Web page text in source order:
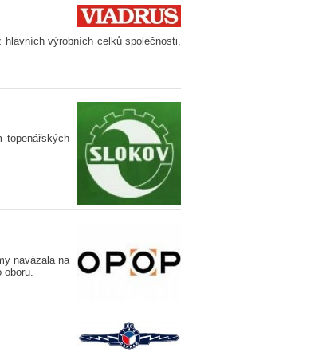
výrobních celků společnosti,
topenářských
navázala na